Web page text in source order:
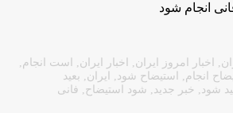
انجام شود
, اخبار امروز ایران , اخبار ایران , است انجام,
انجام, استیضاح شود, ایران , بعید
شود, خبر جدید, شود استیضاح , فانی